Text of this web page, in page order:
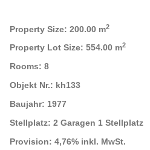
Property Size: 200.00 m2
Property Lot Size: 554.00 m2
Rooms: 8
Objekt Nr.: kh133
Baujahr: 1977
Stellplatz: 2 Garagen 1 Stellplatz
Provision: 4,76% inkl. MwSt.